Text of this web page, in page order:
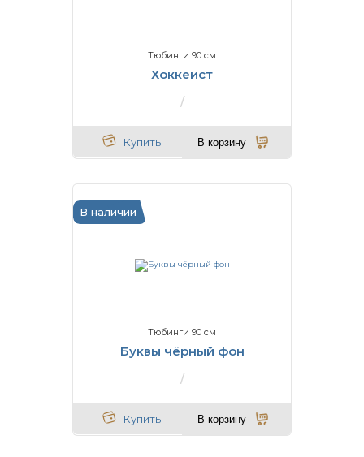
Тюбинги 90 см
Хоккеист
Купить В корзину
В наличии
Тюбинги 90 см
Буквы чёрный фон
Купить В корзину